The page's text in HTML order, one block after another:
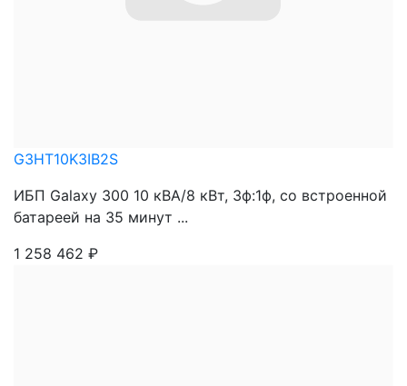
G3HT10K3IB2S
ИБП Galaxy 300 10 кВА/8 кВт, 3ф:1ф, со встроенной
батареей на 35 минут ...
1 258 462 ₽